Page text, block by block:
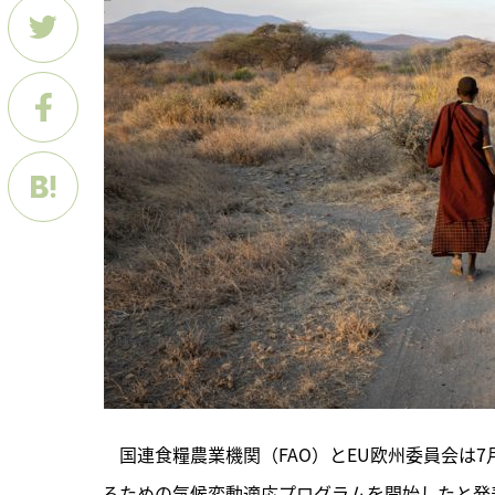
国連食糧農業機関（FAO）とEU欧州委員会は